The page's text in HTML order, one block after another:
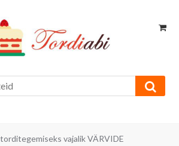
vajalik VÄRVIDE